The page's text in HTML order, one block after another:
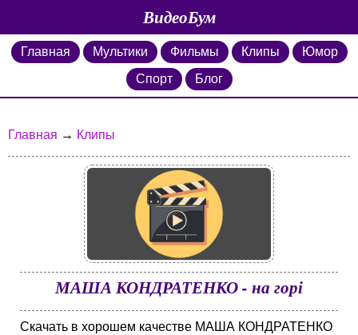
ВидеоБум
Главная Мультики Фильмы Клипы
Юмор
Спорт
Блог
Главная → Клипы
МАША КОНДРАТЕНКО - на горі
Скачать в хорошем качестве МАША КОНДРАТЕНКО